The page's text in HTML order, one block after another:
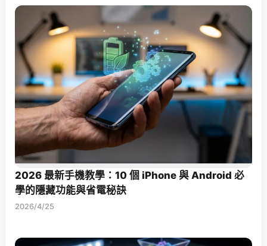
2026 最新手機教學：10 個 iPhone 與 Android 必
學的隱藏功能與省電秘訣
2026/4/25